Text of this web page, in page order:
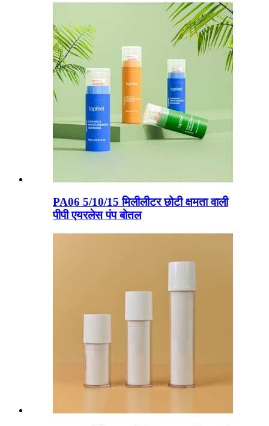
PA06 5/10/15 मिलीलीटर छोटी क्षमता वाली
पीपी एयरलेस पंप बोतल